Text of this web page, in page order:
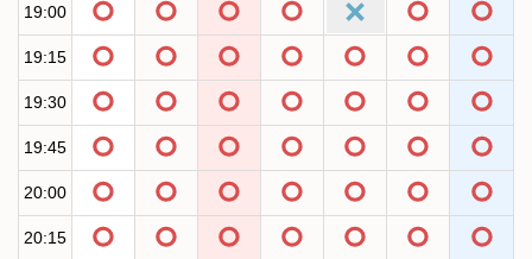
19:00
19:15
19:30
19:45
20:00
20:15